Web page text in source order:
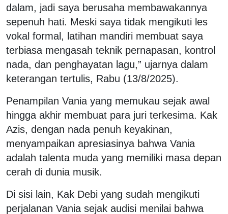
dalam, jadi saya berusaha membawakannya
sepenuh hati. Meski saya tidak mengikuti les
vokal formal, latihan mandiri membuat saya
terbiasa mengasah teknik pernapasan, kontrol
nada, dan penghayatan lagu,” ujarnya dalam
keterangan tertulis, Rabu (13/8/2025).
Penampilan Vania yang memukau sejak awal
hingga akhir membuat para juri terkesima. Kak
Azis, dengan nada penuh keyakinan,
menyampaikan apresiasinya bahwa Vania
adalah talenta muda yang memiliki masa depan
cerah di dunia musik.
Di sisi lain, Kak Debi yang sudah mengikuti
perjalanan Vania sejak audisi menilai bahwa